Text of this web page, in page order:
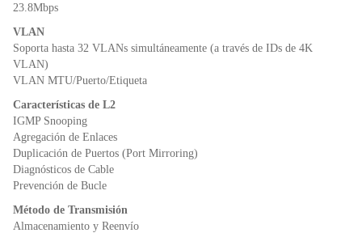
23.8Mbps
VLAN
Soporta hasta 32 VLANs simultáneamente (a través de IDs de 4K
VLAN)
VLAN MTU/Puerto/Etiqueta
Características de L2
IGMP Snooping
Agregación de Enlaces
Duplicación de Puertos (Port Mirroring)
Diagnósticos de Cable
Prevención de Bucle
Método de Transmisión
Almacenamiento y Reenvío